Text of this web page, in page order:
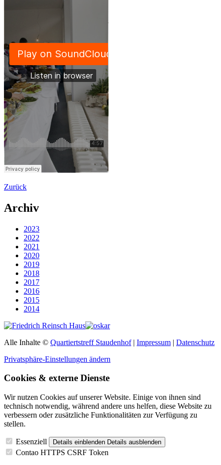
Zurück
Archiv
2023
2022
2021
2020
2019
2018
2017
2016
2015
2014
Alle Inhalte © Quartiertstreff Staudenhof| Impressum | Datenschutz
Privatsphäre-Einstellungen ändern
Cookies & externe Dienste
Wir nutzen Cookies auf unserer Website. Einige von ihnen sind
technisch notwendig, während andere uns helfen, diese Website zu
verbessern oder zusätzliche Funktionalitäten zur Verfügung zu
stellen.
Essenziell Details einblenden Details ausblenden
Contao HTTPS CSRF Token